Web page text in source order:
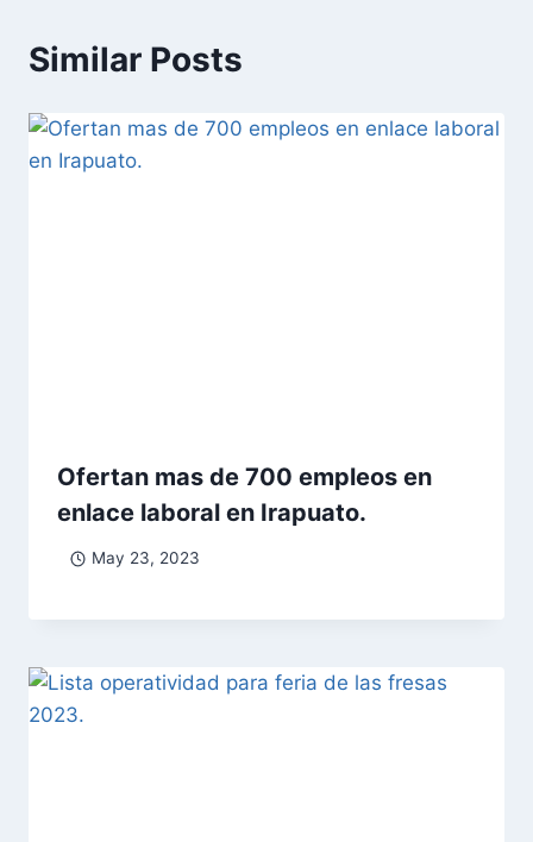
Similar Posts
Ofertan mas de 700 empleos en
enlace laboral en Irapuato.
May 23, 2023